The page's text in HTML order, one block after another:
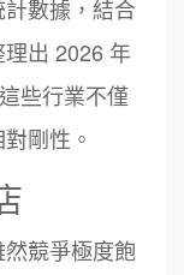
數據，結合
出 2026 年
些行業不僅
剛性。
競爭極度飽